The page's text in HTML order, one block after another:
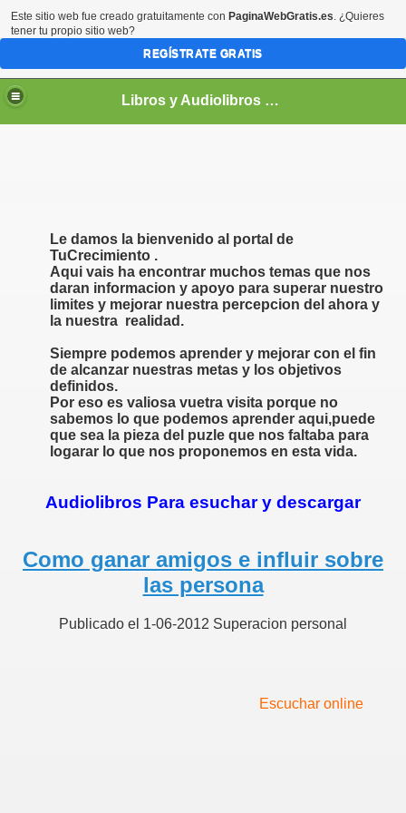
Libros y Audiolibros Para emprendedores
Le damos la bienvenido al portal de
TuCrecimiento .
Aqui vais ha encontrar muchos temas que nos
daran informacion y apoyo para superar nuestro
limites y mejorar nuestra percepcion del ahora y
la nuestra realidad.
Siempre podemos aprender y mejorar con el fin
de alcanzar nuestras metas y los objetivos
definidos.
Por eso es valiosa vuetra visita porque no
sabemos lo que podemos aprender aqui,puede
que sea la pieza del puzle que nos faltaba para
logarar lo que nos proponemos en esta vida.
Audiolibros Para esuchar y descargar
Como ganar amigos e influir sobre
las persona
Publicado el 1-06-2012 Superacion personal
Escuchar online
Este sitio web fue creado gratuitamente con PaginaWebGratis.es. ¿Quieres
tener tu propio sitio web?
REGÍSTRATE GRATIS